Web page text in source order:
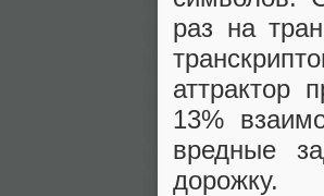
раз на
аттрактор
13%
вредные
дорожку.